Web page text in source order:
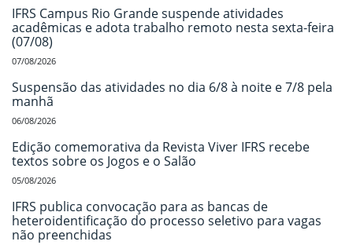
IFRS Campus Rio Grande suspende atividades
acadêmicas e adota trabalho remoto nesta sexta-feira
(07/08)
07/08/2026
Suspensão das atividades no dia 6/8 à noite e 7/8 pela
manhã
06/08/2026
Edição comemorativa da Revista Viver IFRS recebe
textos sobre os Jogos e o Salão
05/08/2026
IFRS publica convocação para as bancas de
heteroidentificação do processo seletivo para vagas
não preenchidas